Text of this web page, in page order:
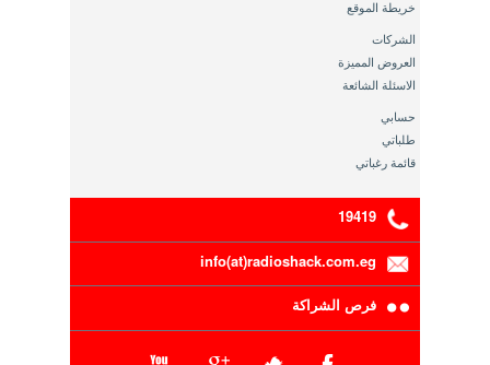
خريطة الموقع
الشركات
العروض المميزة
الاسئلة الشائعة
حسابي
طلباتي
قائمة رغباتي
19419
info(at)radioshack.com.eg
فرص الشراكة